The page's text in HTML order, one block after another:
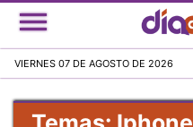
VIERNES 07 DE AGOSTO DE 2026